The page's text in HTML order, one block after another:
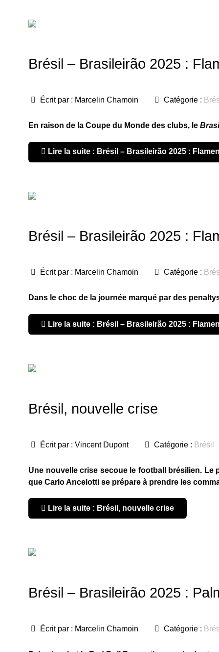
Brésil – Brasileirão 2025 :
Écrit par : Marcelin Chamoin Catégorie :
En raison de la Coupe du Monde des clubs, le
Lire la suite : Brésil – Brasileirão 2025 :
Brésil – Brasileirão 2025 :
Écrit par : Marcelin Chamoin Catégorie :
Dans le choc de la journée marqué par des
Lire la suite : Brésil – Brasileirão 2025 :
Brésil, nouvelle crise
Écrit par : Vincent Dupont Catégorie : Brésil
Une nouvelle crise secoue le football brésilien.
que Carlo Ancelotti se prépare à prendre les
Lire la suite : Brésil, nouvelle crise
Brésil – Brasileirão 2025 :
Écrit par : Marcelin Chamoin Catégorie :